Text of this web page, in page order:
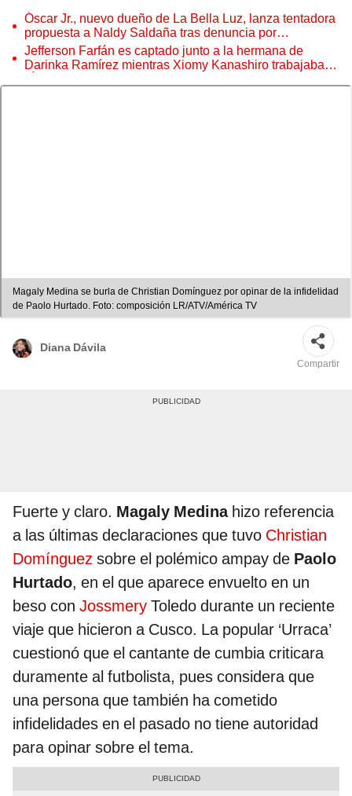
Óscar Jr., nuevo dueño de La Bella Luz, lanza tentadora
propuesta a Naldy Saldaña tras denuncia por
tocamientos
Jefferson Farfán es captado junto a la hermana de
Darinka Ramírez mientras Xiomy Kanashiro trabajaba:
Magaly Medina se burla de Christian Domínguez por opinar de la infidelidad
de Paolo Hurtado. Foto: composición LR/ATV/América TV
Diana Dávila
Compartir
Fuerte y claro. Magaly Medinahizo referencia
a las últimas declaraciones que tuvo Christian
Domínguez sobre el polémico ampay de Paolo
Hurtado, en el que aparece envuelto en un
beso con Jossmery Toledo durante un reciente
viaje que hicieron a Cusco. La popular ‘Urraca’
cuestionó que el cantante de cumbia criticara
duramente al futbolista, pues considera que
una persona que también ha cometido
infidelidades en el pasado no tiene autoridad
para opinar sobre el tema.